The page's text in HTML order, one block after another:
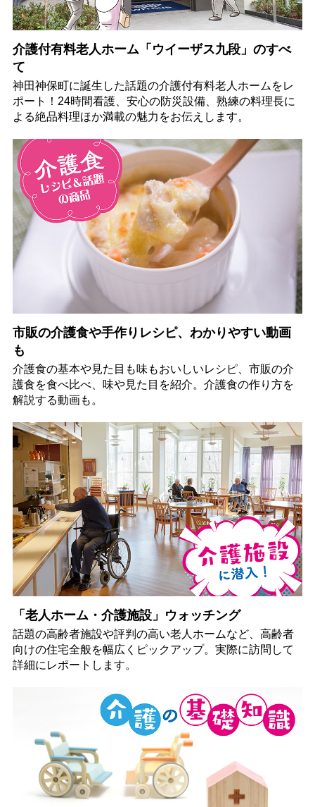
介護付有料老人ホーム「ウイーザス九段」のすべ
て
神田神保町に誕生した話題の介護付有料老人ホームをレ
ポート！24時間看護、安心の防災設備、熟練の料理長に
よる絶品料理ほか満載の魅力をお伝えします。
市販の介護食や手作りレシピ、わかりやすい動画
も
介護食の基本や見た目も味もおいしいレシピ、市販の介
護食を食べ比べ、味や見た目を紹介。介護食の作り方を
解説する動画も。
「老人ホーム・介護施設」ウォッチング
話題の高齢者施設や評判の高い老人ホームなど、高齢者
向けの住宅全般を幅広くピックアップ。実際に訪問して
詳細にレポートします。